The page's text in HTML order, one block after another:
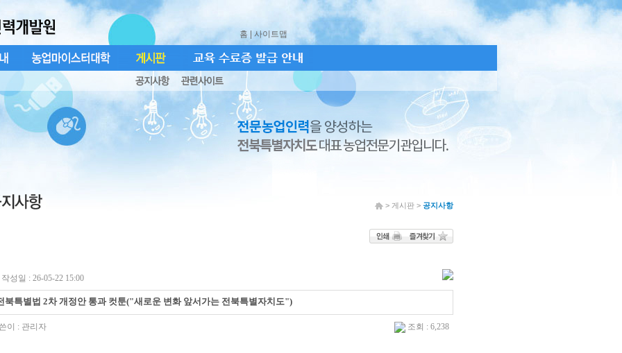
홈 | 사이트맵
> 게시판 > 공지사항
작성일 : 26-05-22 15:00
북특별법 2차 개정안 통과 컷툰("새로운 변화 앞서가는 전북특별자치도")
이 : 관리자 조회 : 6,238